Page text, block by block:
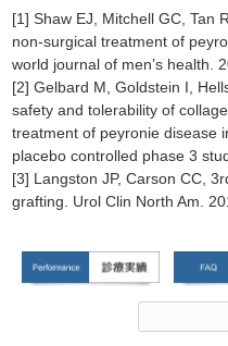
[1] Shaw EJ, Mitchell GC, Tan
non-surgical treatment of
world journal of men’s health.
[2] Gelbard M, Goldstein I,
safety and tolerability of
treatment of peyronie disease
placebo controlled phase 3
[3] Langston JP, Carson CC,
grafting. Urol Clin North Am.
索: